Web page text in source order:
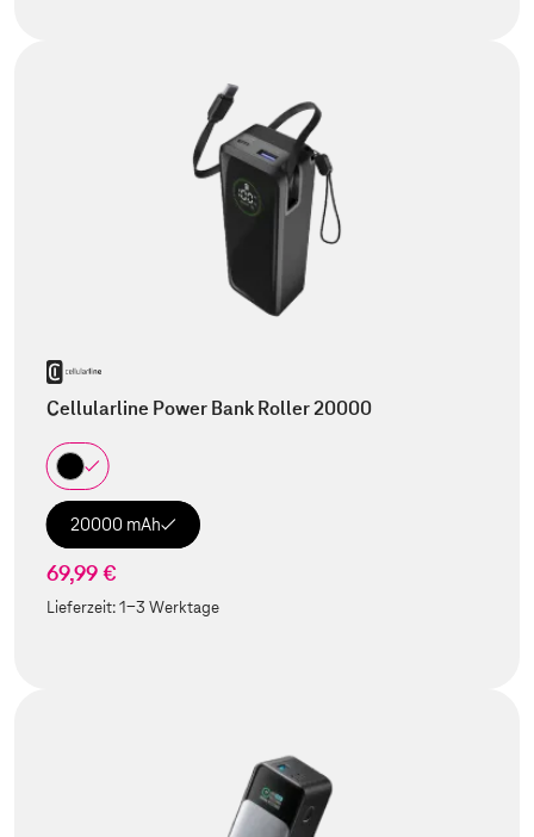
Cellularline Power Bank Roller 20000
20000 mAh
69,99 €
Lieferzeit:1-3 Werktage